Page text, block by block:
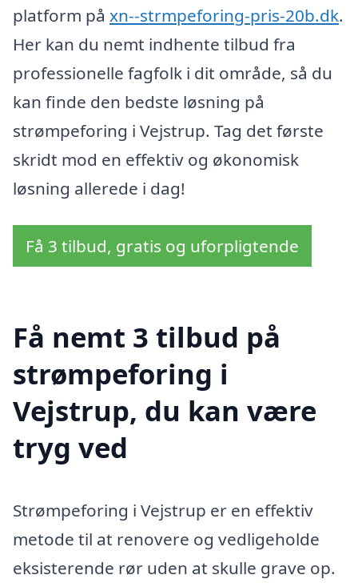
platform på xn--strmpeforing-pris-20b.dk.
Her kan du nemt indhente tilbud fra
professionelle fagfolk i dit område, så du
kan finde den bedste løsning på
strømpeforing i Vejstrup. Tag det første
skridt mod en effektiv og økonomisk
løsning allerede i dag!
Få 3 tilbud, gratis og uforpligtende
Få nemt 3 tilbud på
strømpeforing i
Vejstrup, du kan være
tryg ved
Strømpeforing i Vejstrup er en effektiv
metode til at renovere og vedligeholde
eksisterende rør uden at skulle grave op.